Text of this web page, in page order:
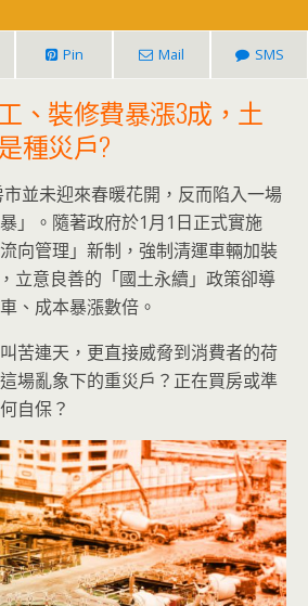
Pin Mail SMS
、裝修費暴漲3成，土
種災戶?
並未迎來春暖花開，反而陷入一場
」。隨著政府於1月1日正式實施
向管理」新制，強制清運車輛加裝
立意良善的「國土永續」政策卻導
、成本暴漲數倍。
苦連天，更直接威脅到消費者的荷
場亂象下的重災戶？正在買房或準
自保？